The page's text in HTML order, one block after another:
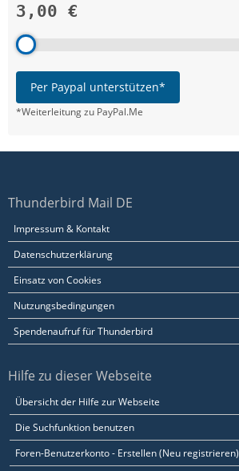
3,00 €
Per Paypal unterstützen*
*Weiterleitung zu PayPal.Me
Thunderbird Mail DE
Impressum & Kontakt
Datenschutzerklärung
Einsatz von Cookies
Nutzungsbedingungen
Spendenaufruf für Thunderbird
Hilfe zu dieser Webseite
Übersicht der Hilfe zur Webseite
Die Suchfunktion benutzen
Foren-Benutzerkonto - Erstellen (Neu registrieren)